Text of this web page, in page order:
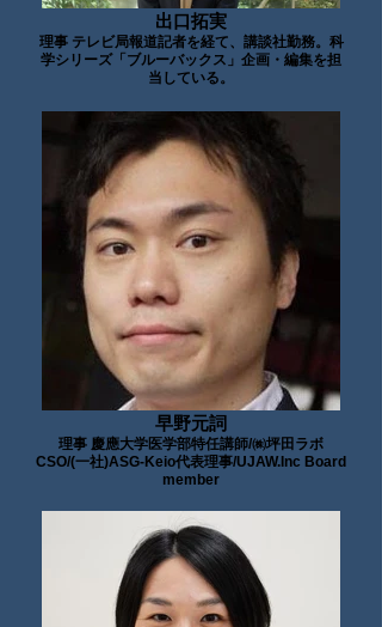
出口拓実
理事 テレビ局報道記者を経て、講談社勤務。科
学シリーズ「ブルーバックス」企画・編集を担
当している。
早野元詞
理事 慶應大学医学部特任講師/㈱坪田ラボ
CSO/(一社)ASG-Keio代表理事/UJAW.Inc Board
member